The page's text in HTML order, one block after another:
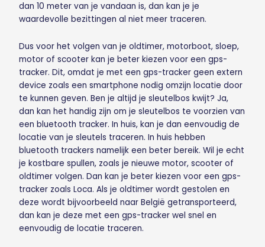
dan 10 meter van je vandaan is, dan kan je je
waardevolle bezittingen al niet meer traceren.
Dus voor het volgen van je oldtimer, motorboot, sloep,
motor of scooter kan je beter kiezen voor een gps-
tracker. Dit, omdat je met een gps-tracker geen extern
device zoals een smartphone nodig omzijn locatie door
te kunnen geven. Ben je altijd je sleutelbos kwijt? Ja,
dan kan het handig zijn om je sleutelbos te voorzien van
een bluetooth tracker. In huis, kan je dan eenvoudig de
locatie van je sleutels traceren. In huis hebben
bluetooth trackers namelijk een beter bereik. Wil je echt
je kostbare spullen, zoals je nieuwe motor, scooter of
oldtimer volgen. Dan kan je beter kiezen voor een gps-
tracker zoals Loca. Als je oldtimer wordt gestolen en
deze wordt bijvoorbeeld naar België getransporteerd,
dan kan je deze met een gps-tracker wel snel en
eenvoudig de locatie traceren.